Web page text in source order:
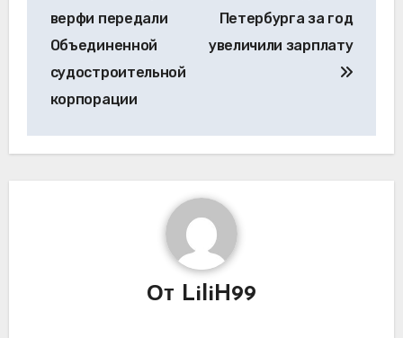
по
записям
верфи передали
Объединенной
судостроительной
корпорации
Петербурга за год
увеличили зарплату
От LiliH99